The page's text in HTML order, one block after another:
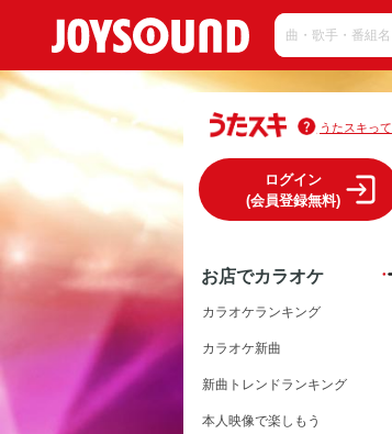
うたスキって
ログイン
(会員登録無料)
お店でカラオケ
カラオケランキング
カラオケ新曲
新曲トレンドランキング
本人映像で楽しもう